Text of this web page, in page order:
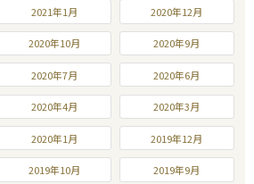
2021年1月 2020年12月
2020年10月 2020年9月
2020年7月 2020年6月
2020年4月 2020年3月
2020年1月 2019年12月
2019年10月 2019年9月